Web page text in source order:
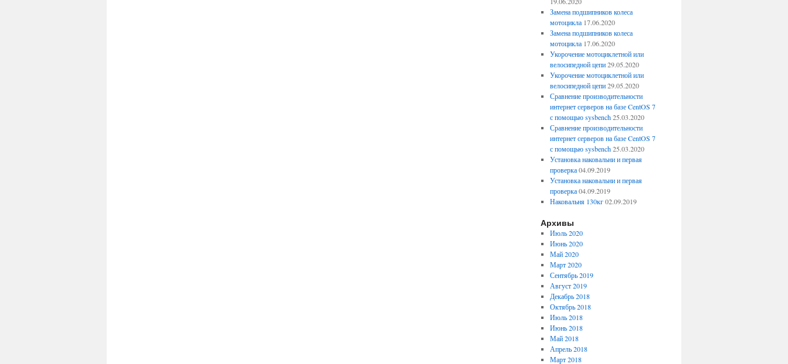
Замена подшипников колеса
мотоцикла 17.06.2020
Замена подшипников колеса
мотоцикла 17.06.2020
Укорочение мотоциклетной или
велосипедной цепи 29.05.2020
Укорочение мотоциклетной или
велосипедной цепи 29.05.2020
Сравнение производительности
интернет серверов на базе CentOS 7
с помощью sysbench 25.03.2020
Сравнение производительности
интернет серверов на базе CentOS 7
с помощью sysbench 25.03.2020
Установка наковальни и первая
проверка 04.09.2019
Установка наковальни и первая
проверка 04.09.2019
Наковальня 130кг 02.09.2019
Архивы
Июль 2020
Июнь 2020
Май 2020
Март 2020
Сентябрь 2019
Август 2019
Декабрь 2018
Октябрь 2018
Июль 2018
Июнь 2018
Май 2018
Апрель 2018
Март 2018